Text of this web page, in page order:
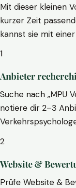
Mit dieser kleinen
kurzer Zeit
kannst sie mit
1
Anbieter
Suche nach „MPU
notiere dir 2–3
2
Website &
Prüfe Website &